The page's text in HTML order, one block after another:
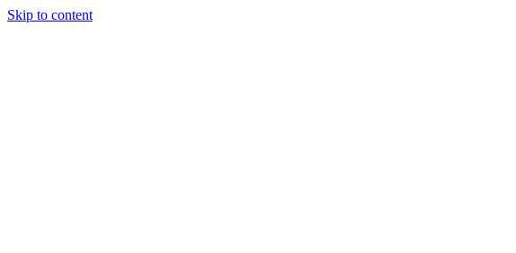
Skip to content